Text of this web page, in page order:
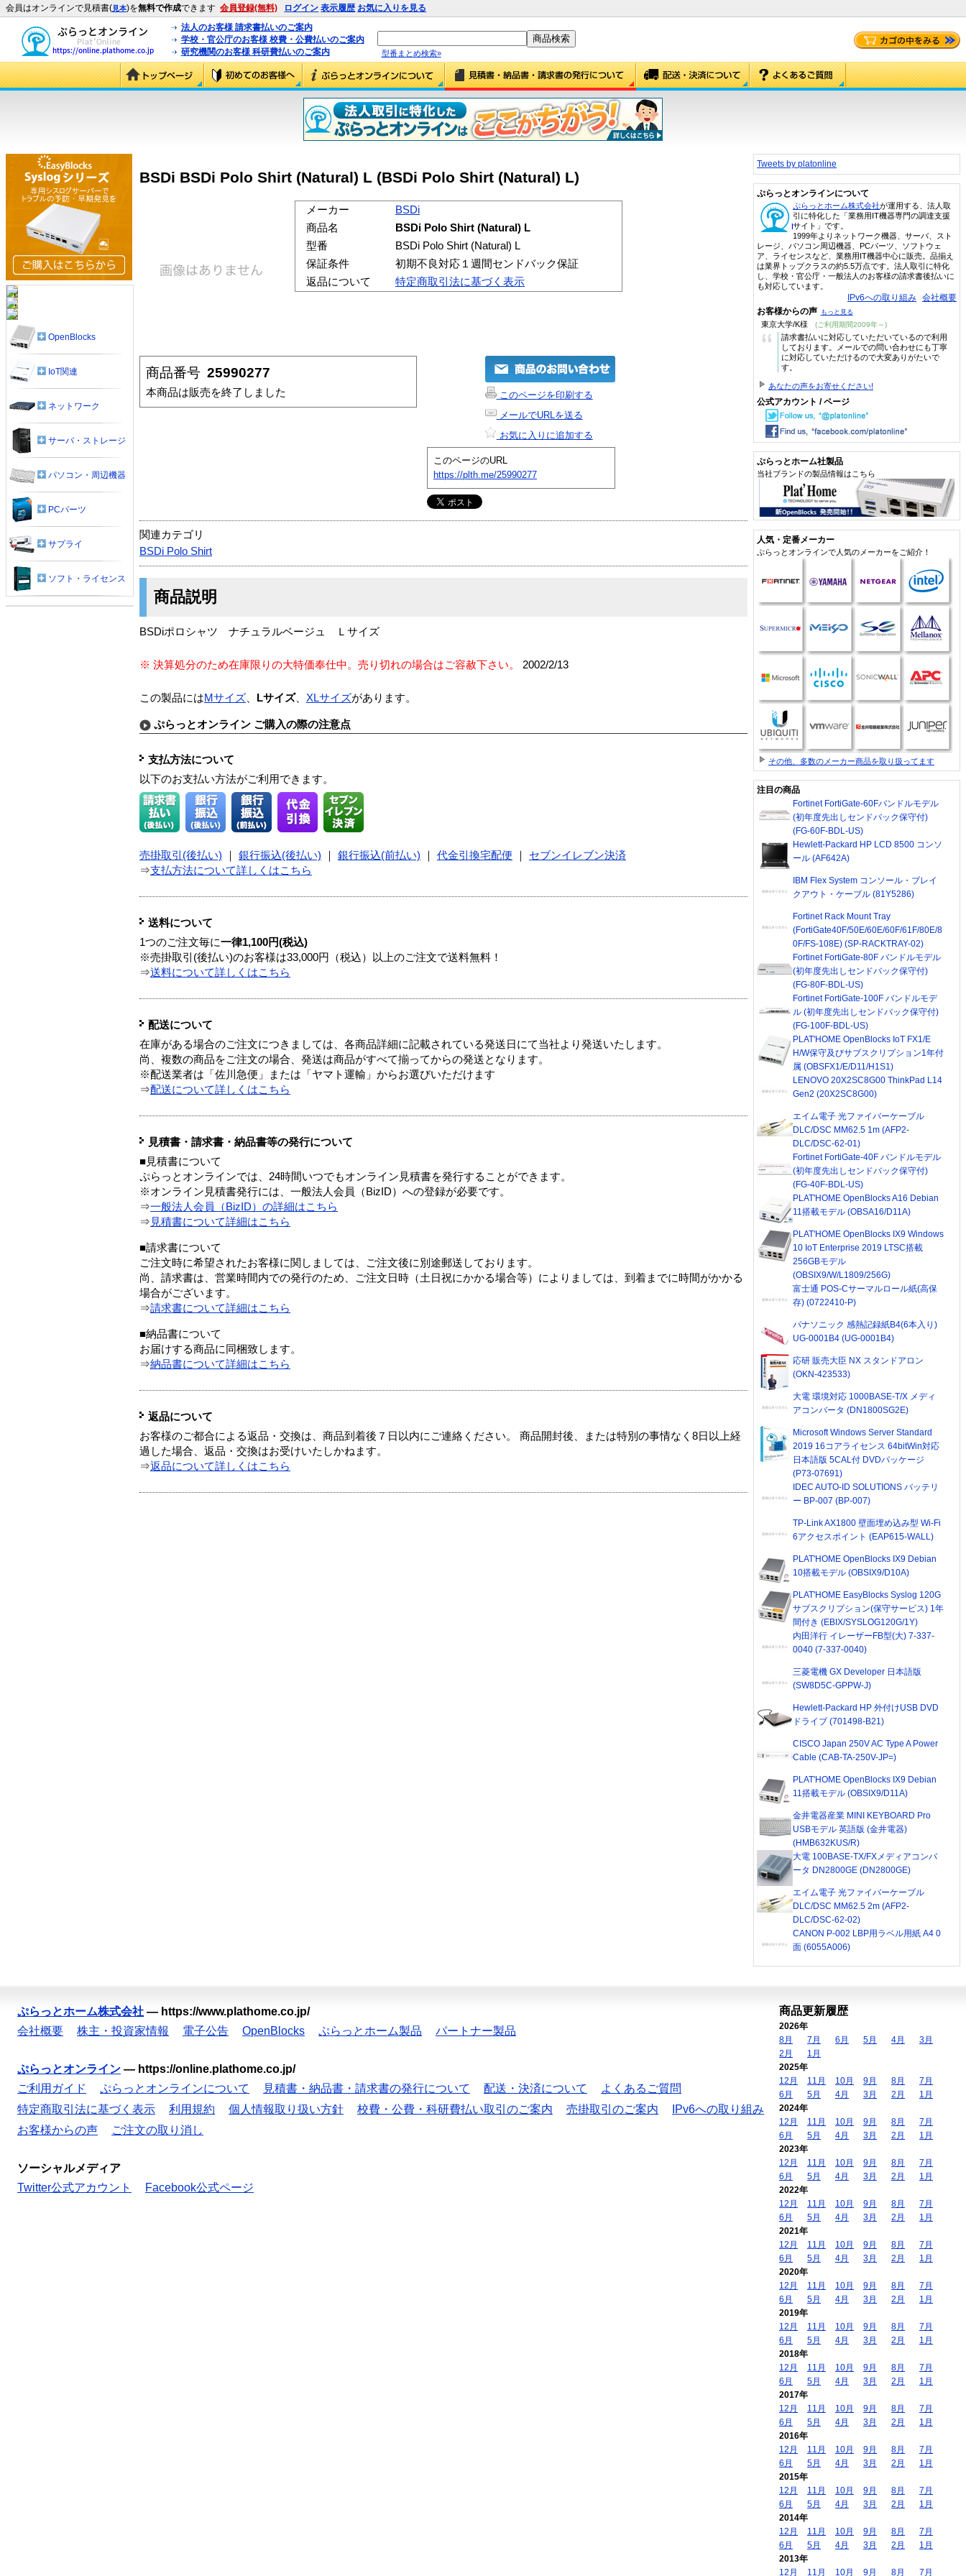
会員はオンラインで見積書(見本)を無料で作成できます 会員登録(無料) ログイン 表示履歴 お気に入りを見る
法人のお客様 請求書払いのご案内
学校・官公庁のお客様 校費・公費払いのご案内
研究機関のお客様 科研費払いのご案内
型番まとめ検索»
BSDi BSDi Polo Shirt (Natural) L (BSDi Polo Shirt (Natural) L)
メーカー
BSDi
商品名
BSDi Polo Shirt (Natural) L
型番
BSDi Polo Shirt (Natural) L
保証条件
初期不良対応１週間センドバック保証
返品について
特定商取引法に基づく表示
商品番号 25990277
本商品は販売を終了しました
このページを印刷する
メールでURLを送る
お気に入りに追加する
このページのURL
https://plth.me/25990277
関連カテゴリ
BSDi Polo Shirt
商品説明
BSDiポロシャツ ナチュラルベージュ Ｌサイズ
※ 決算処分のため在庫限りの大特価奉仕中。売り切れの場合はご容赦下さい。 2002/2/13
この製品にはMサイズ Lサイズ、 XLサイズがあります。
ぷらっとオンライン ご購入の際の注意点
支払方法について
以下のお支払い方法がご利用できます。
売掛取引(後払い) 銀行振込(後払い) 銀行振込(前払い) 代金引換宅配便
セブンイレブン決済
⇒支払方法について詳しくはこちら
送料について
1つのご注文毎に一律1,100円(税込)
※売掛取引(後払い)のお客様は33,000円（税込）以上のご注文で送料無料！
⇒送料について詳しくはこちら
配送について
在庫がある場合のご注文につきましては、各商品詳細に記載されている発送日にて当社より発送いたします。
尚、複数の商品をご注文の場合、発送は商品がすべて揃ってからの発送となります。
※配送業者は「佐川急便」または「ヤマト運輸」からお選びいただけます
⇒配送について詳しくはこちら
見積書・請求書・納品書等の発行について
■見積書について
ぷらっとオンラインでは、24時間いつでもオンライン見積書を発行することができます。
※オンライン見積書発行には、一般法人会員（BizID）への登録が必要です。
⇒一般法人会員（BizID）の詳細はこちら
⇒ 見積書について詳細はこちら
■請求書について
ご注文時に希望されたお客様に関しましては、ご注文後に別途郵送しております。
尚、請求書は、営業時間内での発行のため、ご注文日時（土日祝にかかる場合等）によりましては、到着までに時間がかかる
場合がございます。
⇒請求書について詳細はこちら
■納品書について
お届けする商品に同梱致します。
⇒納品書について詳細はこちら
返品について
お客様のご都合による返品・交換は、商品到着後７日以内にご連絡ください。 商品開封後、または特別の事情なく8日以上経
過した場合、返品・交換はお受けいたしかねます。
⇒返品について詳しくはこちら
OpenBlocks
IoT関連
ネットワーク
サーバ・ストレージ
パソコン・周辺機器
PCパーツ
サプライ
ソフト・ライセンス
Tweets by platonline
ぷらっとオンラインについて
ぷらっとホーム株式会社が運用する、法人取
引に特化した「業務用IT機器専門の調達支援
サイト」です。
1999年よりネットワーク機器、サーバ、スト
レージ、パソコン周辺機器、PCパーツ、ソフトウェ
ア、ライセンスなど、業務用IT機器中心に販売。品揃え
は業界トップクラスの約5.5万点です。法人取引に特化
し、学校・官公庁・一般法人のお客様の請求書後払いに
も対応しています。
IPv6への取り組み 会社概要
お客様からの声 もっと見る
東京大学/K様 (ご利用期間2009年～)
“
請求書払いに対応していただいているので利用
しております。メールでの問い合わせにも丁寧
に対応していただけるので大変ありがたいで
す。
あなたの声をお寄せください!
公式アカウント / ページ
ぷらっとホーム社製品
当社ブランドの製品情報はこちら
人気・定番メーカー
ぷらっとオンラインで人気のメーカーをご紹介！
その他、多数のメーカー商品を取り扱ってます
注目の商品
Fortinet FortiGate-60Fバンドルモデル
(初年度先出しセンドバック保守付)
(FG-60F-BDL-US)
Hewlett-Packard HP LCD 8500 コンソ
ール (AF642A)
IBM Flex System コンソール・ブレイ
クアウト・ケーブル (81Y5286)
Fortinet Rack Mount Tray
(FortiGate40F/50E/60E/60F/61F/80E/8
0F/FS-108E) (SP-RACKTRAY-02)
Fortinet FortiGate-80F バンドルモデル
(初年度先出しセンドバック保守付)
(FG-80F-BDL-US)
Fortinet FortiGate-100F バンドルモデ
ル (初年度先出しセンドバック保守付)
(FG-100F-BDL-US)
PLAT'HOME OpenBlocks IoT FX1/E
H/W保守及びサブスクリプション1年付
属 (OBSFX1/E/D11/H1S1)
LENOVO 20X2SC8G00 ThinkPad L14
Gen2 (20X2SC8G00)
エイム電子 光ファイバーケーブル
DLC/DSC MM62.5 1m (AFP2-
DLC/DSC-62-01)
Fortinet FortiGate-40F バンドルモデル
(初年度先出しセンドバック保守付)
(FG-40F-BDL-US)
PLAT'HOME OpenBlocks A16 Debian
11搭載モデル (OBSA16/D11A)
PLAT'HOME OpenBlocks IX9 Windows
10 IoT Enterprise 2019 LTSC搭載
256GBモデル
(OBSIX9/W/L1809/256G)
富士通 POS-Cサーマルロール紙(高保
存) (0722410-P)
パナソニック 感熱記録紙B4(6本入り)
UG-0001B4 (UG-0001B4)
応研 販売大臣 NX スタンドアロン
(OKN-423533)
大電 環境対応 1000BASE-T/X メディ
アコンバータ (DN1800SG2E)
Microsoft Windows Server Standard
2019 16コアライセンス 64bitWin対応
日本語版 5CAL付 DVDパッケージ
(P73-07691)
IDEC AUTO-ID SOLUTIONS バッテリ
ー BP-007 (BP-007)
TP-Link AX1800 壁面埋め込み型 Wi-Fi
6アクセスポイント (EAP615-WALL)
PLAT'HOME OpenBlocks IX9 Debian
10搭載モデル (OBSIX9/D10A)
PLAT'HOME EasyBlocks Syslog 120G
サブスクリプション(保守サービス) 1年
間付き (EBIX/SYSLOG120G/1Y)
内田洋行 イレーザーFB型(大) 7-337-
0040 (7-337-0040)
三菱電機 GX Developer 日本語版
(SW8D5C-GPPW-J)
Hewlett-Packard HP 外付けUSB DVD
ドライブ (701498-B21)
CISCO Japan 250V AC Type A Power
Cable (CAB-TA-250V-JP=)
PLAT'HOME OpenBlocks IX9 Debian
11搭載モデル (OBSIX9/D11A)
金井電器産業 MINI KEYBOARD Pro
USBモデル 英語版 (金井電器)
(HMB632KUS/R)
大電 100BASE-TX/FXメディアコンバ
ータ DN2800GE (DN2800GE)
エイム電子 光ファイバーケーブル
DLC/DSC MM62.5 2m (AFP2-
DLC/DSC-62-02)
CANON P-002 LBP用ラベル用紙 A4 0
面 (6055A006)
ぷらっとホーム株式会社 — https://www.plathome.co.jp/
会社概要
株主・投資家情報 電子公告 OpenBlocks ぷらっとホーム製品 パートナー製品
ぷらっとオンライン — https://online.plathome.co.jp/
ご利用ガイド
ぷらっとオンラインについて 見積書・納品書・請求書の発行について 配送・決済について
よくあるご質問
特定商取引法に基づく表示
利用規約 個人情報取り扱い方針 校費・公費・科研費払い取引のご案内 売掛取引のご案内
IPv6への取り組み
お客様からの声
ご注文の取り消し
ソーシャルメディア
Twitter公式アカウント
Facebook公式ページ
商品更新履歴
2026年
8月
7月 6月 5月 4月
3月
2月
1月
2025年
12月
11月 10月 9月 8月
7月
6月
5月 4月 3月 2月
1月
2024年
12月
11月 10月 9月 8月
7月
6月
5月 4月 3月 2月
1月
2023年
12月
11月 10月 9月 8月
7月
6月
5月 4月 3月 2月
1月
2022年
12月
11月 10月 9月 8月
7月
6月
5月 4月 3月 2月
1月
2021年
12月
11月 10月 9月 8月
7月
6月
5月 4月 3月 2月
1月
2020年
12月
11月 10月 9月 8月
7月
6月
5月 4月 3月 2月
1月
2019年
12月
11月 10月 9月 8月
7月
6月
5月 4月 3月 2月
1月
2018年
12月
11月 10月 9月 8月
7月
6月
5月 4月 3月 2月
1月
2017年
12月
11月 10月 9月 8月
7月
6月
5月 4月 3月 2月
1月
2016年
12月
11月 10月 9月 8月
7月
6月
5月 4月 3月 2月
1月
2015年
12月
11月 10月 9月 8月
7月
6月
5月 4月 3月 2月
1月
2014年
12月
11月 10月 9月 8月
7月
6月
5月 4月 3月 2月
1月
2013年
12月
11月 10月 9月 8月 7月